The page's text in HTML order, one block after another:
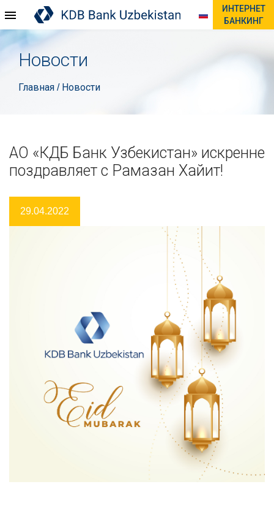
ИНТЕРНЕТ
БАНКИНГ
Новости
Главная / Новости
АО «КДБ Банк Узбекистан» искренне
поздравляет с Рамазан Хайит!
29.04.2022